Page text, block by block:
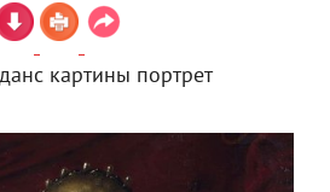
картины портрет